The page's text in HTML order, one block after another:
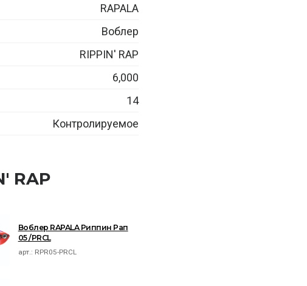
RAPALA
Воблер
RIPPIN' RAP
6,000
14
Контролируемое
RAP
Воблер RAPALA Риппин Рап
05 /PRCL
арт.: RPR05-PRCL